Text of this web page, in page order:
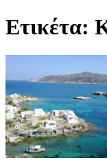
Ετικέτα: